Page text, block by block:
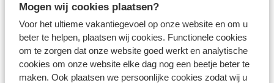
Mogen wij cookies plaatsen?
Voor het ultieme vakantiegevoel op onze website en om u
beter te helpen, plaatsen wij cookies. Functionele cookies
om te zorgen dat onze website goed werkt en analytische
cookies om onze website elke dag nog een beetje beter te
maken. Ook plaatsen we persoonlijke cookies zodat wij u
Kindern nach Megapret oder in den Kletterwald in
Ruurlo.
Einrichtungen in der Résidence
Lichtenvoorde